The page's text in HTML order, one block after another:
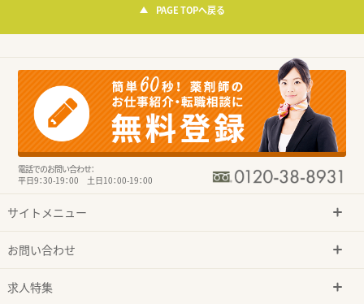
PAGE TOPへ戻る
電話でのお問い合わせ：
平日9：30-19：00 土日10：00-19：00
サイトメニュー
お問い合わせ
求人特集